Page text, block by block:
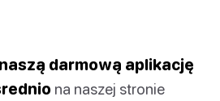
darmową aplikację
na naszej stronie